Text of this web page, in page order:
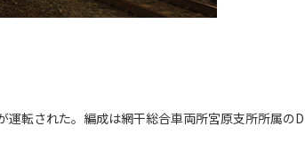
転された。編成は網干総合車両所宮原支所所属の